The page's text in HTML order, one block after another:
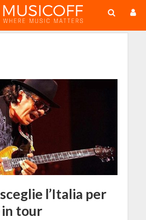
l’Italia per
tour